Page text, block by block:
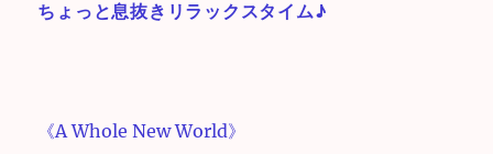
ヤ
ちょっと息抜きリラックスタイム♪
《A Whole New World》